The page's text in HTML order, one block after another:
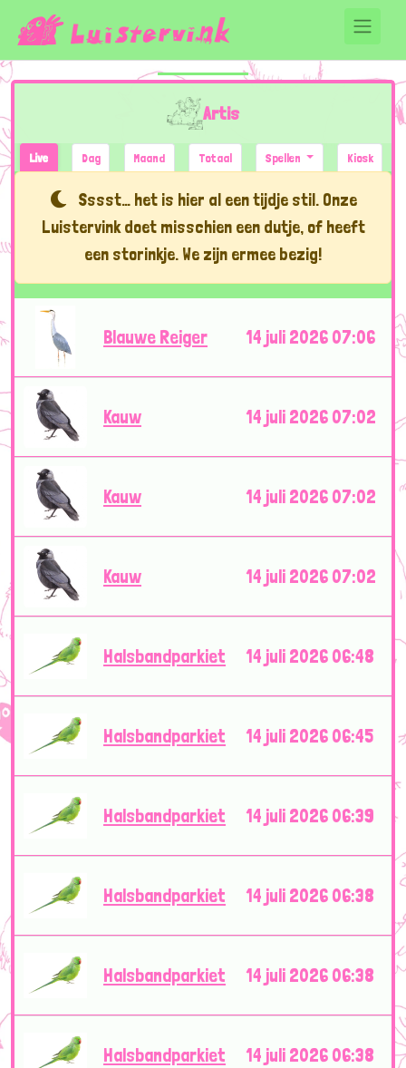
Artis
Live Dag Maand Totaal Spellen Kiosk
Sssst… het is hier al een tijdje stil. Onze
Luistervink doet misschien een dutje, of heeft
een storinkje. We zijn ermee bezig!
Blauwe Reiger 14 juli 2026 07:06
Kauw 14 juli 2026 07:02
Kauw 14 juli 2026 07:02
Kauw 14 juli 2026 07:02
Halsbandparkiet 14 juli 2026 06:48
Halsbandparkiet 14 juli 2026 06:45
Halsbandparkiet 14 juli 2026 06:39
Halsbandparkiet 14 juli 2026 06:38
Halsbandparkiet 14 juli 2026 06:38
Halsbandparkiet 14 juli 2026 06:38